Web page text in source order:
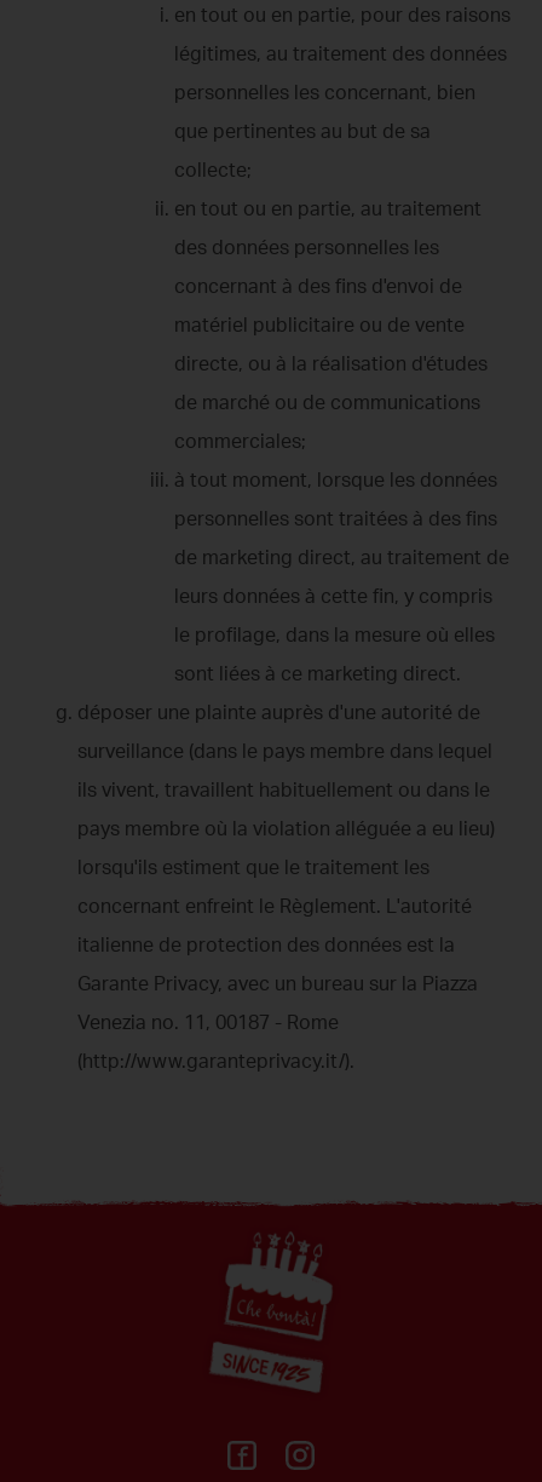
en tout ou en partie, pour des raisons
légitimes, au traitement des données
personnelles les concernant, bien
que pertinentes au but de sa
collecte;
en tout ou en partie, au traitement
des données personnelles les
concernant à des fins d'envoi de
matériel publicitaire ou de vente
directe, ou à la réalisation d'études
de marché ou de communications
commerciales;
à tout moment, lorsque les données
personnelles sont traitées à des fins
de marketing direct, au traitement de
leurs données à cette fin, y compris
le profilage, dans la mesure où elles
sont liées à ce marketing direct.
déposer une plainte auprès d'une autorité de
surveillance (dans le pays membre dans lequel
ils vivent, travaillent habituellement ou dans le
pays membre où la violation alléguée a eu lieu)
lorsqu'ils estiment que le traitement les
concernant enfreint le Règlement. L'autorité
italienne de protection des données est la
Garante Privacy, avec un bureau sur la Piazza
Venezia no. 11, 00187 - Rome
(http://www.garanteprivacy.it/).